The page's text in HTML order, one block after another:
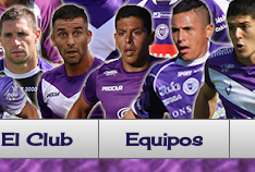
El Club Equipos